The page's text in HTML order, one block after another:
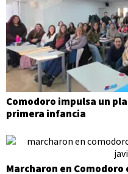
Comodoro impulsa un
primera infancia
Marcharon en